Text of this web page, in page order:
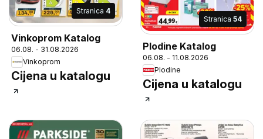
Stranica 4
Vinkoprom Katalog
06.08. - 31.08.2026
Vinkoprom
Cijena u katalogu
Stranica 54
Plodine Katalog
06.08. - 11.08.2026
Plodine
Cijena u katalogu